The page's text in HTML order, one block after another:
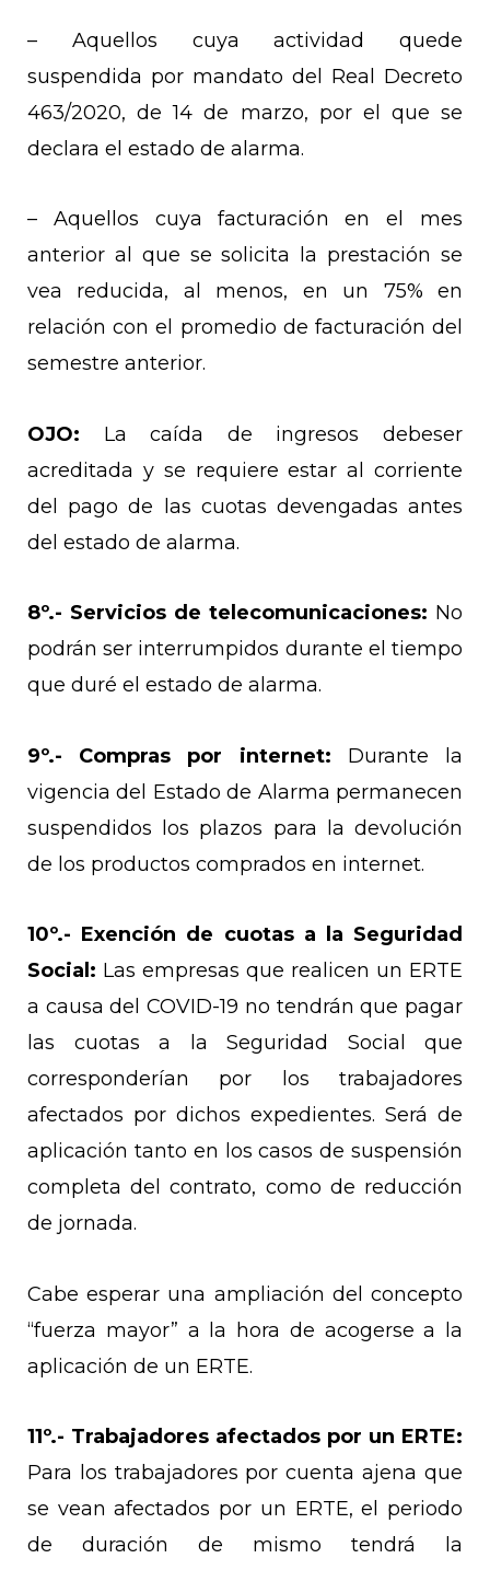
– Aquellos cuya actividad quede
suspendida por mandato del Real Decreto
463/2020, de 14 de marzo, por el que se
declara el estado de alarma.
– Aquellos cuya facturación en el mes
anterior al que se solicita la prestación se
vea reducida, al menos, en un 75% en
relación con el promedio de facturación del
semestre anterior.
OJO: La caída de ingresos debeser
acreditada y se requiere estar al corriente
del pago de las cuotas devengadas antes
del estado de alarma.
8º.- Servicios de telecomunicaciones: No
podrán ser interrumpidos durante el tiempo
que duré el estado de alarma.
9º.- Compras por internet: Durante la
vigencia del Estado de Alarma permanecen
suspendidos los plazos para la devolución
de los productos comprados en internet.
10º.- Exención de cuotas a la Seguridad
Social: Las empresas que realicen un ERTE
a causa del COVID-19 no tendrán que pagar
las cuotas a la Seguridad Social que
corresponderían por los trabajadores
afectados por dichos expedientes. Será de
aplicación tanto en los casos de suspensión
completa del contrato, como de reducción
de jornada.
Cabe esperar una ampliación del concepto
“fuerza mayor” a la hora de acogerse a la
aplicación de un ERTE.
11º.- Trabajadores afectados por un ERTE:
Para los trabajadores por cuenta ajena que
se vean afectados por un ERTE, el periodo
de duración de mismo tendrá la